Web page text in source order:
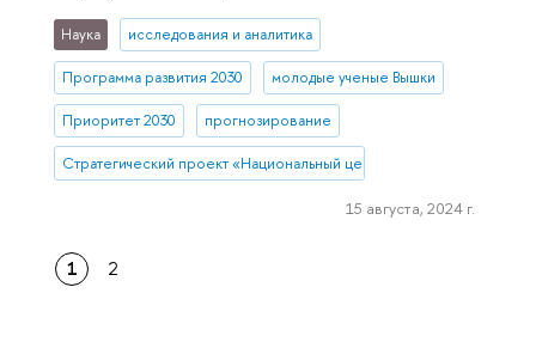
Наука исследования и аналитика
Программа развития 2030 молодые ученые Вышки
Приоритет 2030 прогнозирование
Стратегический проект «Национальный центр научно-
15 августа, 2024 г.
1 2